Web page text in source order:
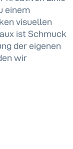
einem
visuellen
ist Schmuck
der eigenen
wir